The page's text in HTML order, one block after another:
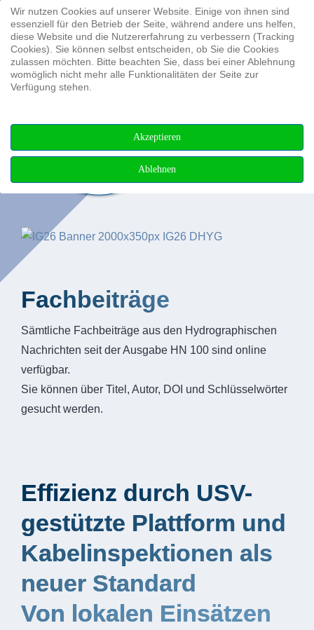
Suchen ...
Fachbeiträge
Sämtliche Fachbeiträge aus den Hydrographischen
Nachrichten seit der Ausgabe HN 100 sind online
verfügbar.
Sie können über Titel, Autor, DOI und Schlüsselwörter
gesucht werden.
Effizienz durch USV-
gestützte Plattform und
Kabelinspektionen als
neuer Standard
Von lokalen Einsätzen
Wir nutzen Cookies auf unserer Website. Einige von ihnen sind
essenziell für den Betrieb der Seite, während andere uns helfen,
diese Website und die Nutzererfahrung zu verbessern (Tracking
Cookies). Sie können selbst entscheiden, ob Sie die Cookies
zulassen möchten. Bitte beachten Sie, dass bei einer Ablehnung
womöglich nicht mehr alle Funktionalitäten der Seite zur
Verfügung stehen.
Akzeptieren
Ablehnen
Vorstand & Beirat Ehrenmitglieder
Mitglieder der DHyG
Mitgliedschaft
Ausgaben Archiv
Sonderpublikationen
Wissenschaftsgespräche
Mediadaten und Hinweise
Programm
Fachausstellung
Archiv
Ausbildung
IFHS HPAS
Stellenangebote